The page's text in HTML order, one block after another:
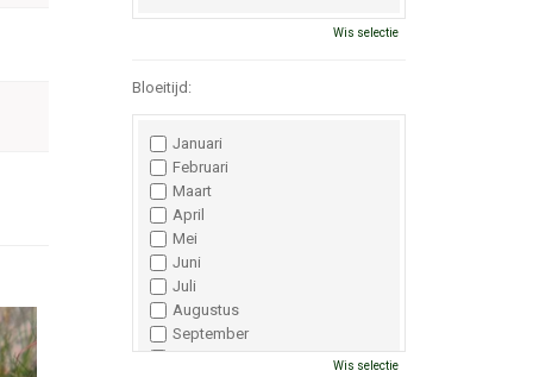
Wis selectie
Bloeitijd:
Januari
Februari
Maart
April
Mei
Juni
Juli
Augustus
September
Oktober
Wis selectie